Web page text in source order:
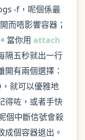
-f，呢個係最
而唔影響容器；
當你用 attach
隔五秒就出一行
有兩個選擇：
就可以優雅地
得咗，或者手快
個中斷信號會殺
個容器退出。